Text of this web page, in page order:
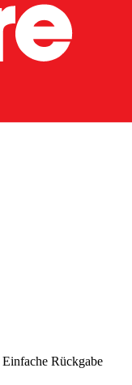
Einfache Rückgabe